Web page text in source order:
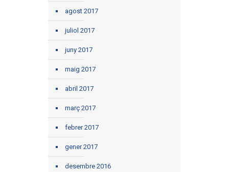
agost 2017
juliol 2017
juny 2017
maig 2017
abril 2017
març 2017
febrer 2017
gener 2017
desembre 2016